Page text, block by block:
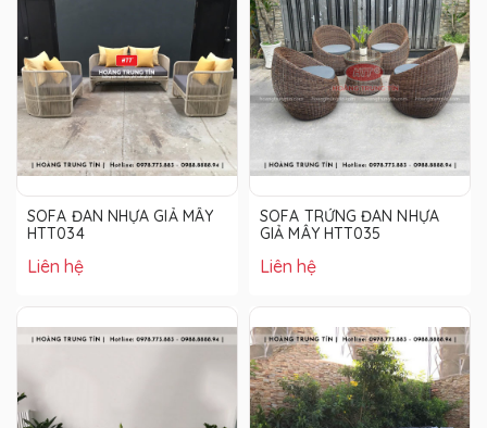
SOFA ĐAN NHỰA GIẢ MÂY
HTT034
Liên hệ
SOFA TRỨNG ĐAN NHỰA
GIẢ MÂY HTT035
Liên hệ